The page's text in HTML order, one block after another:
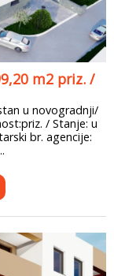
m2 priz. /
u novogradnji/
/ Stanje: u
br. agencije: